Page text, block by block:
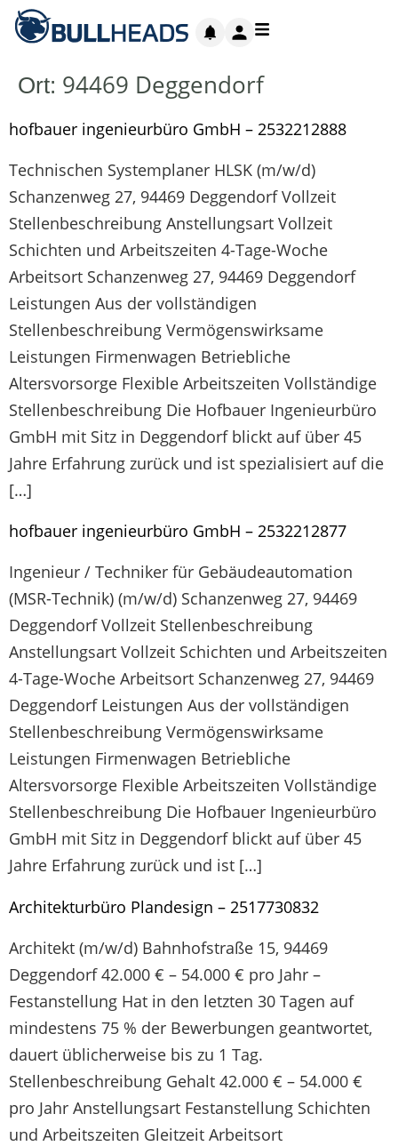
Ort: 94469 Deggendorf
hofbauer ingenieurbüro GmbH – 2532212888
Technischen Systemplaner HLSK (m/w/d)
Schanzenweg 27, 94469 Deggendorf Vollzeit
Stellenbeschreibung Anstellungsart Vollzeit
Schichten und Arbeitszeiten 4-Tage-Woche
Arbeitsort Schanzenweg 27, 94469 Deggendorf
Leistungen Aus der vollständigen
Stellenbeschreibung Vermögenswirksame
Leistungen Firmenwagen Betriebliche
Altersvorsorge Flexible Arbeitszeiten Vollständige
Stellenbeschreibung Die Hofbauer Ingenieurbüro
GmbH mit Sitz in Deggendorf blickt auf über 45
Jahre Erfahrung zurück und ist spezialisiert auf die
[…]
hofbauer ingenieurbüro GmbH – 2532212877
Ingenieur / Techniker für Gebäudeautomation
(MSR-Technik) (m/w/d) Schanzenweg 27, 94469
Deggendorf Vollzeit Stellenbeschreibung
Anstellungsart Vollzeit Schichten und Arbeitszeiten
4-Tage-Woche Arbeitsort Schanzenweg 27, 94469
Deggendorf Leistungen Aus der vollständigen
Stellenbeschreibung Vermögenswirksame
Leistungen Firmenwagen Betriebliche
Altersvorsorge Flexible Arbeitszeiten Vollständige
Stellenbeschreibung Die Hofbauer Ingenieurbüro
GmbH mit Sitz in Deggendorf blickt auf über 45
Jahre Erfahrung zurück und ist […]
Architekturbüro Plandesign – 2517730832
Architekt (m/w/d) Bahnhofstraße 15, 94469
Deggendorf 42.000 € – 54.000 € pro Jahr –
Festanstellung Hat in den letzten 30 Tagen auf
mindestens 75 % der Bewerbungen geantwortet,
dauert üblicherweise bis zu 1 Tag.
Stellenbeschreibung Gehalt 42.000 € – 54.000 €
pro Jahr Anstellungsart Festanstellung Schichten
und Arbeitszeiten Gleitzeit Arbeitsort